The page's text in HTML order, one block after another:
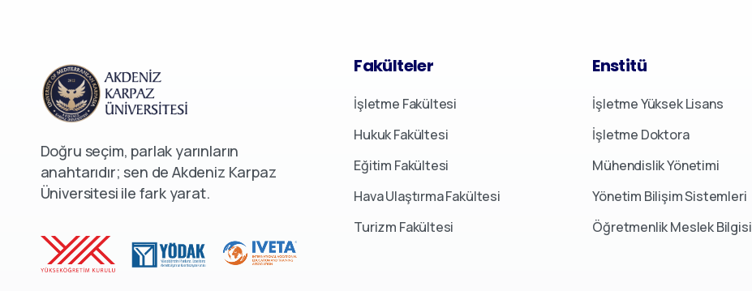
Doğru seçim, parlak yarınların
anahtarıdır; sen de Akdeniz Karpaz
Üniversitesi ile fark yarat.
Fakülteler
İşletme Fakültesi
Hukuk Fakültesi
Eğitim Fakültesi
Hava Ulaştırma Fakültesi
Turizm Fakültesi
Enstitü
İşletme Yüksek Lisans
İşletme Doktora
Mühendislik Yönetimi
Yönetim Bilişim Sistemleri
Öğretmenlik Meslek Bilgisi